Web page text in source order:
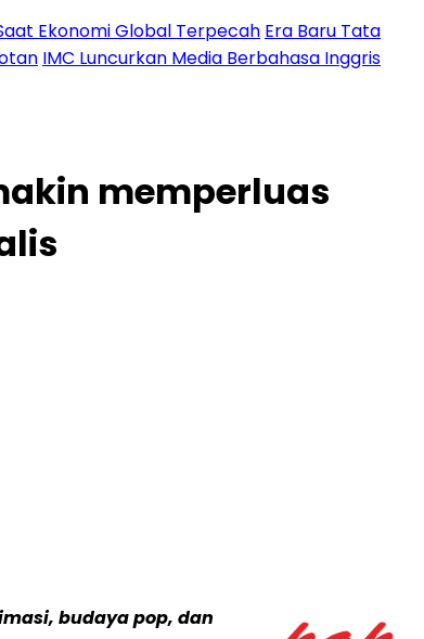
Ekonomi Global Terpecah Era Baru Tata
IMC Luncurkan Media Berbahasa Inggris
memperluas
budaya pop, dan